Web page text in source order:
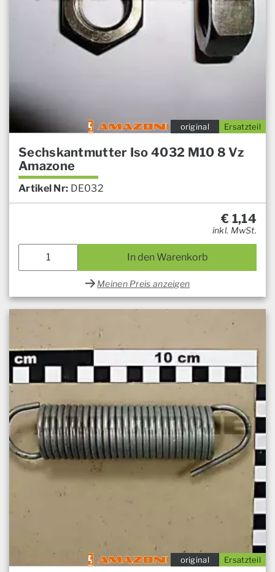
Ersatzteil
original
Sechskantmutter Iso 4032 M10 8 Vz
Amazone
Artikel Nr: DE032
€ 1,14
inkl. MwSt.
In den Warenkorb
Meinen Preis anzeigen
Ersatzteil
original